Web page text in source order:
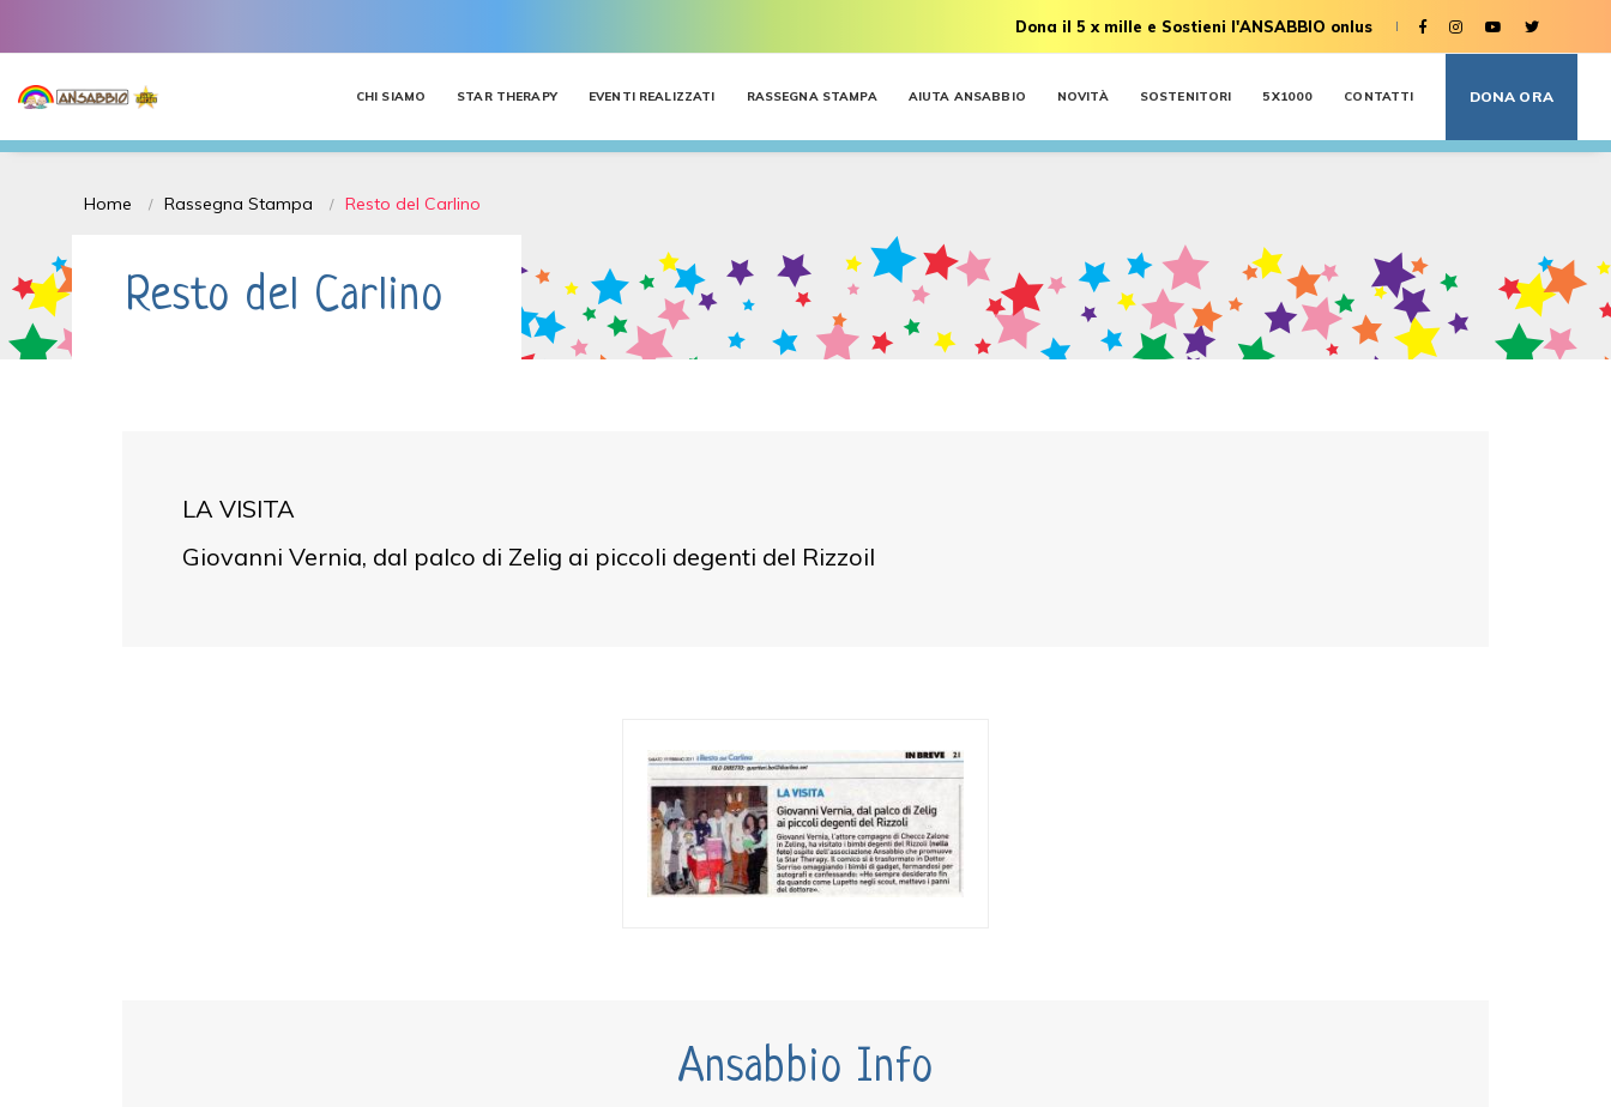
Dona il 5 x mille e Sostieni l'ANSABBIO onlus
CHI SIAMO STAR THERAPY EVENTI REALIZZATI RASSEGNA STAMPA AIUTA ANSABBIO NOVITÀ SOSTENITORI 5X1000 CONTATTI DONA ORA
Home Rassegna Stampa Resto del Carlino
Resto del Carlino
LA VISITA
Giovanni Vernia, dal palco di Zelig ai piccoli degenti del Rizzoil
Ansabbio Info